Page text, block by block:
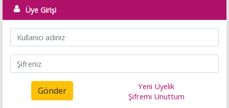
Üye Girişi
Gönder
Yeni Üyelik
Şifremi Unuttum